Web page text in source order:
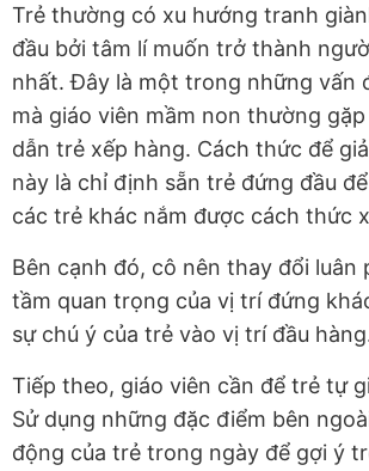
Trẻ thường có xu hướng tranh
đầu bởi tâm lí muốn trở thành
nhất. Đây là một trong những vấn
mà giáo viên mầm non thường
dẫn trẻ xếp hàng. Cách thức để
này là chỉ định sẵn trẻ đứng đầu
các trẻ khác nắm được cách thức
Bên cạnh đó, cô nên thay đổi luân
tầm quan trọng của vị trí đứng
sự chú ý của trẻ vào vị trí đầu
Tiếp theo, giáo viên cần để trẻ tự
Sử dụng những đặc điểm bên
động của trẻ trong ngày để gợi ý